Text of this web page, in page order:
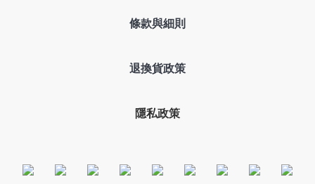
條款與細則
退換貨政策
隱私政策